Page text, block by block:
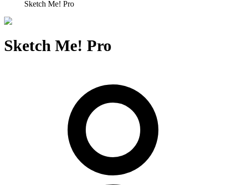
Sketch Me! Pro
Sketch Me! Pro